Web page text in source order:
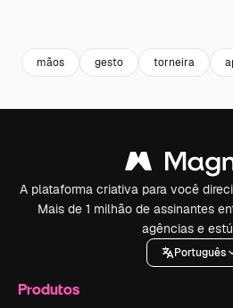
mãos gesto torneira
A plataforma criativa para você
Mais de 1 milhão de assinantes
agências e
Português
Produtos